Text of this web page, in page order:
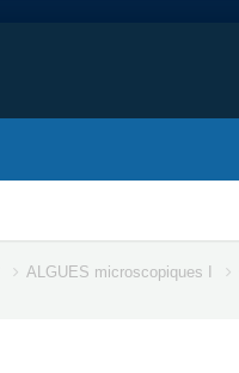
ALGUES microscopiques I